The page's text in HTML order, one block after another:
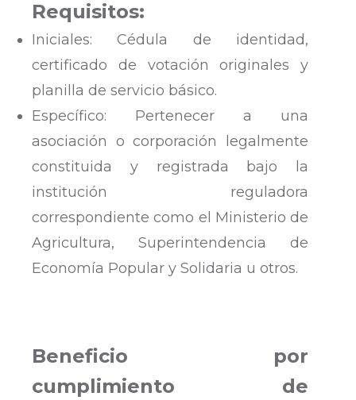
Requisitos:
Iniciales: Cédula de identidad,
certificado de votación originales y
planilla de servicio básico.
Específico: Pertenecer a una
asociación o corporación legalmente
constituida y registrada bajo la
institución reguladora
correspondiente como el Ministerio de
Agricultura, Superintendencia de
Economía Popular y Solidaria u otros.
Beneficio por
cumplimiento de